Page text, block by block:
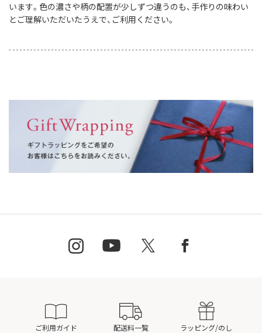
います。色の濃さや柄の配置が少しずつ違うのも、手作りの味わい
とご理解いただいたうえで、ご利用ください。
ご利用ガイド 配送料一覧 ラッピング/のし